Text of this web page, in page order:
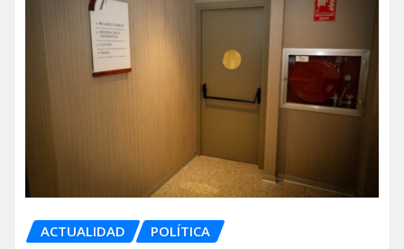
ACTUALIDAD POLÍTICA